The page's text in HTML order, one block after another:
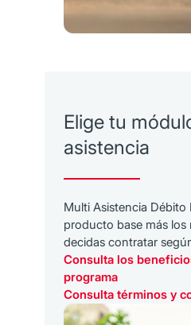
Elige tu
asistencia
Multi Asistencia
producto base más
decidas contratar
Consulta los
programa
Consulta términos y